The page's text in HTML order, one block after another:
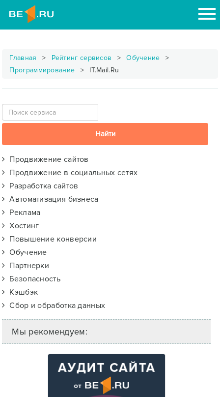
Главная Рейтинг сервисов
Обучение
Программирование
IT.Mail.Ru
Продвижение сайтов
Продвижение в социальных сетях
Разработка сайтов
Автоматизация бизнеса
Реклама
Хостинг
Повышение конверсии
Обучение
Партнерки
Безопасность
Кэшбэк
Сбор и обработка данных
Мы рекомендуем: